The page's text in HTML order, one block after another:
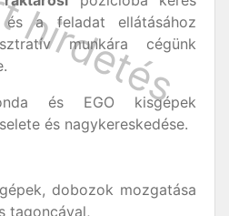
és a feladat ellátásához
munkára cégünk
és EGO kisgépek
és nagykereskedése.
dobozok mozgatása
tagoncával,